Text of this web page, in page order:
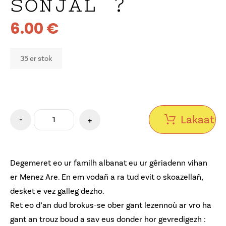
SOÑJAL ?
6.00€
35 er stok
- + Lakaat
Degemeret eo ur familh albanat eu ur gêriadenn vihan
er Menez Are. En em vodañ a ra tud evit o skoazellañ,
desket e vez galleg dezho.
Ret eo d’an dud brokus-se ober gant lezennoù ar vro ha
gant an trouz boud a sav eus donder hor gevredigezh :